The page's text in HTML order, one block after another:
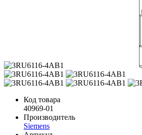
Код товара
40969-01
Производитель
Siemens